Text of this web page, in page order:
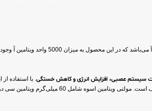
حاوی مجموعه‌ای از ترکیبات ضروری و 10 ترکیب ضروری و ویتامین‌هایی است که بدن نیازمند
سیستم عصبی، افزایش انرژی و کاهش خستگی. با استفاده از
می‌توانید نیاز روزانه خود به انرژی را تأمین کرده و سیستم عصبی خود را تقویت نمایید. ویتامین سی نیز یکی از عناصر